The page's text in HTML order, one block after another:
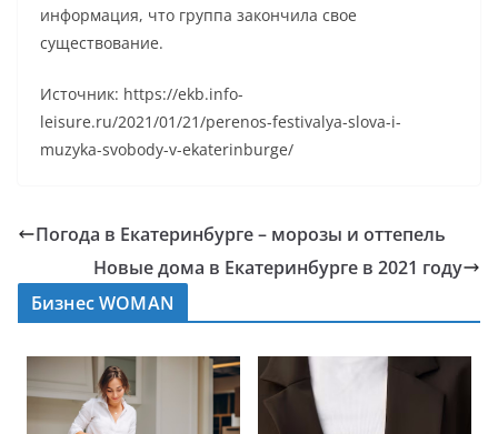
информация, что группа закончила свое
существование.
Источник: https://ekb.info-
leisure.ru/2021/01/21/perenos-festivalya-slova-i-
muzyka-svobody-v-ekaterinburge/
Погода в Екатеринбурге – морозы и оттепель
Новые дома в Екатеринбурге в 2021 году
Бизнес WOMAN